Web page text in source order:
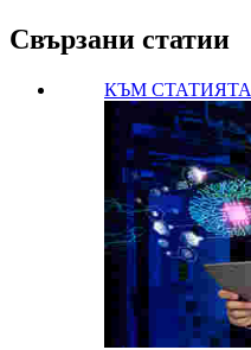
Свързани статии
КЪМ СТАТИЯТА